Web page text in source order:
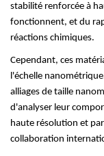
stabilité renforcée à
fonctionnent, et du
réactions chimiques.
Cependant, ces
l'échelle
alliages de taille
d'analyser leur
haute résolution et
collaboration